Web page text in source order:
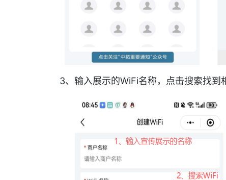
3、输入展示的WiFi名称，点击搜索找到